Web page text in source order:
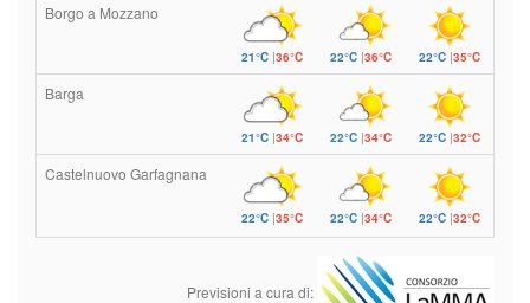
Borgo a Mozzano
21°C|36°C 22°C|36°C 22°C |35°C
Barga
21°C|34°C 22°C|34°C 22°C |32°C
Castelnuovo Garfagnana
22°C|35°C 22°C|34°C 22°C |32°C
Previsioni a cura di: